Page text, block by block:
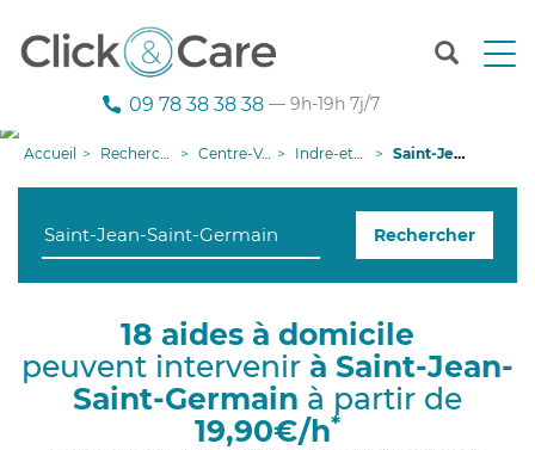
T
n
g
i
09 78 38 38 38 — 9h-19h 7j/7
Accueil Recherche aide à domicile Centre-Val de Loire Indre-et-Loire Saint-Jean-Saint-Germain
Rechercher
18 aides à domicile
peuvent intervenir à Saint-Jean-
Saint-Germain à partir de
19,90€/h*